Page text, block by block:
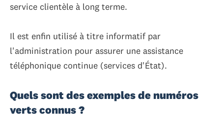
service clientèle à long terme.
Il est enfin utilisé à titre informatif par
l'administration pour assurer une assistance
téléphonique continue (services d'État).
Quels sont des exemples de numéros
verts connus ?